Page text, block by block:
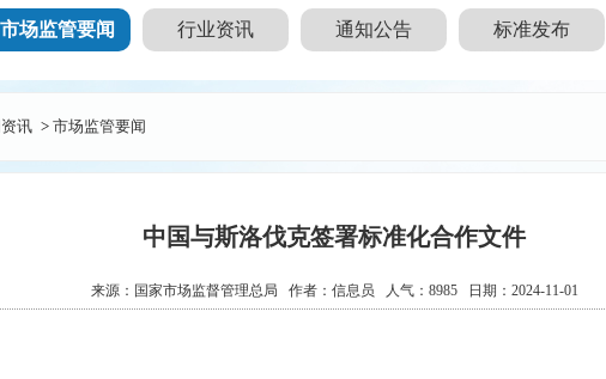
市场监管要闻 行业资讯 通知公告 标准发布
讯 > 市场监管要闻
中国与斯洛伐克签署标准化合作文件
来源： 国家市场监督管理总局 作者： 信息员 人气： 8985 日期：2024-11-01